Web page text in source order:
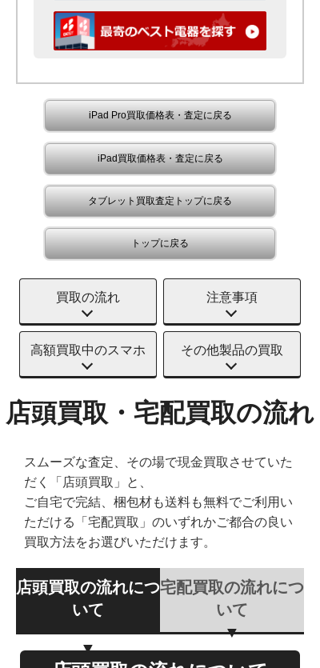
iPad Pro買取価格表・査定に戻る
iPad買取価格表・査定に戻る
タブレット買取査定トップに戻る
トップに戻る
買取の流れ 注意事項
高額買取中のスマホ その他製品の買取
店頭買取・宅配買取の流れ
スムーズな査定、その場で現金買取させていた
だく「店頭買取」と、
ご自宅で完結、梱包材も送料も無料でご利用い
ただける「宅配買取」のいずれかご都合の良い
買取方法をお選びいただけます。
店頭買取の流れにつ
いて
宅配買取の流れにつ
いて